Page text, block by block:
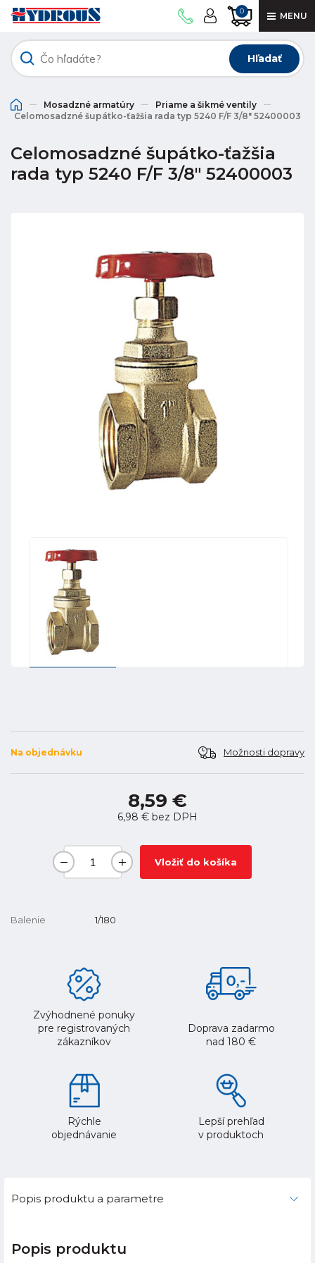
0 MENU
Hľadať
Mosadzné armatúry
Priame a šikmé ventily
Celomosadzné šupátko-ťažšia rada typ 5240 F/F 3/8" 52400003
Celomosadzné šupátko-ťažšia
rada typ 5240 F/F 3/8" 52400003
Na objednávku Možnosti dopravy
8,59 €
6,98 € bez DPH
Vložiť do košíka
Balenie 1/180
Zvýhodnené ponuky
pre registrovaných
zákazníkov
Doprava zadarmo
nad 180 €
Rýchle
objednávanie
Lepší prehľad
v produktoch
Popis produktu a parametre
Popis produktu